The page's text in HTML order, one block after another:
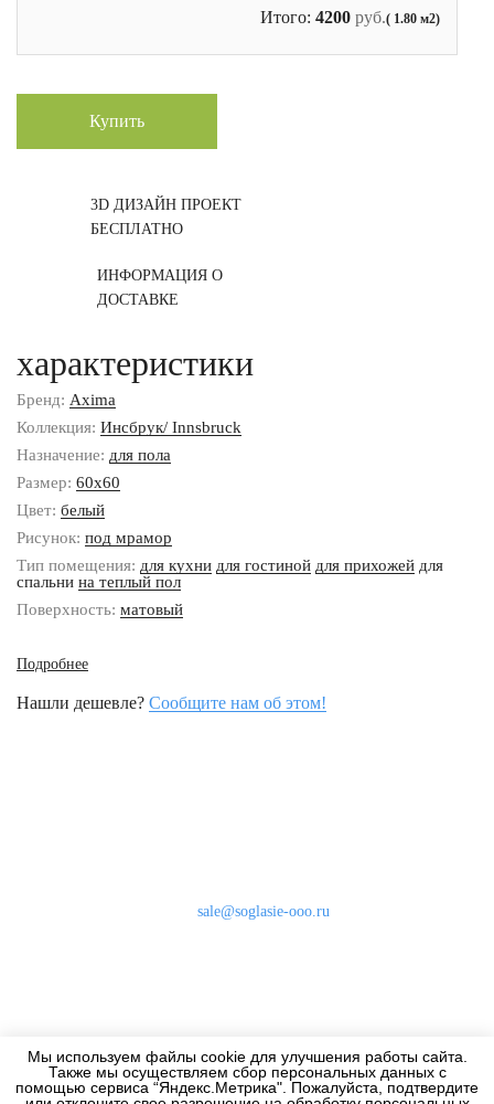
Итого: 4200 руб.( 1.80 м2)
Купить
3D ДИЗАЙН ПРОЕКТ
БЕСПЛАТНО
ИНФОРМАЦИЯ О
ДОСТАВКЕ
характеристики
Бренд: Axima
Коллекция: Инсбрук/ Innsbruck
Назначение: для пола
Размер: 60x60
Цвет: белый
Рисунок: под мрамор
Тип помещения: для кухни для гостиной для прихожей для
спальни на теплый пол
Поверхность: матовый
Подробнее
Нашли дешевле? Сообщите нам об этом!
Мы используем файлы cookie для улучшения работы сайта.
Также мы осуществляем сбор персональных данных с
помощью сервиса “Яндекс.Метрика". Пожалуйста, подтвердите
sale@soglasie-ooo.ru
Дизайнерам